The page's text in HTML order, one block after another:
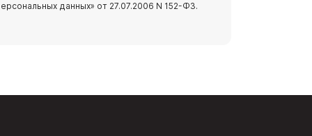
данных» от 27.07.2006 N 152-ФЗ.